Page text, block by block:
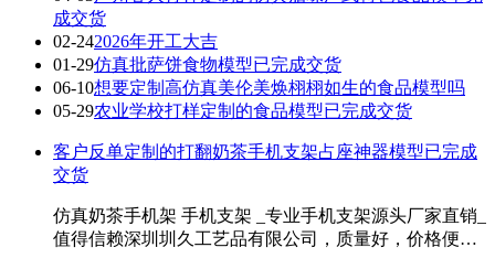
成交货
02-242026年开工大吉
01-29仿真批萨饼食物模型已完成交货
06-10想要定制高仿真美伦美焕栩栩如生的食品模型吗
05-29农业学校打样定制的食品模型已完成交货
客户反单定制的打翻奶茶手机支架占座神器模型已完成
交货
仿真奶茶手机架 手机支架 _专业手机支架源头厂家直销_
值得信赖深圳圳久工艺品有限公司，质量好，价格便